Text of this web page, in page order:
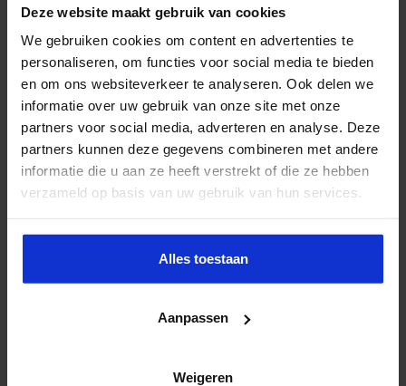
Deze website maakt gebruik van cookies
We gebruiken cookies om content en advertenties te
personaliseren, om functies voor social media te bieden
en om ons websiteverkeer te analyseren. Ook delen we
informatie over uw gebruik van onze site met onze
partners voor social media, adverteren en analyse. Deze
partners kunnen deze gegevens combineren met andere
informatie die u aan ze heeft verstrekt of die ze hebben
verzameld op basis van uw gebruik van hun services.
Alles toestaan
Aanpassen
Weigeren